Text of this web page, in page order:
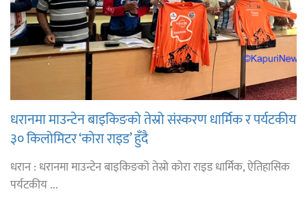
धरानमा माउन्टेन बाइकिङको तेस्रो संस्करण धार्मिक र पर्यटकीय
३० किलोमिटर ‘कोरा राइड’ हुँदै
धरान : धरानमा माउन्टेन बाइकिङको तेस्रो कोरा राइड धार्मिक, ऐतिहासिक
पर्यटकीय ...